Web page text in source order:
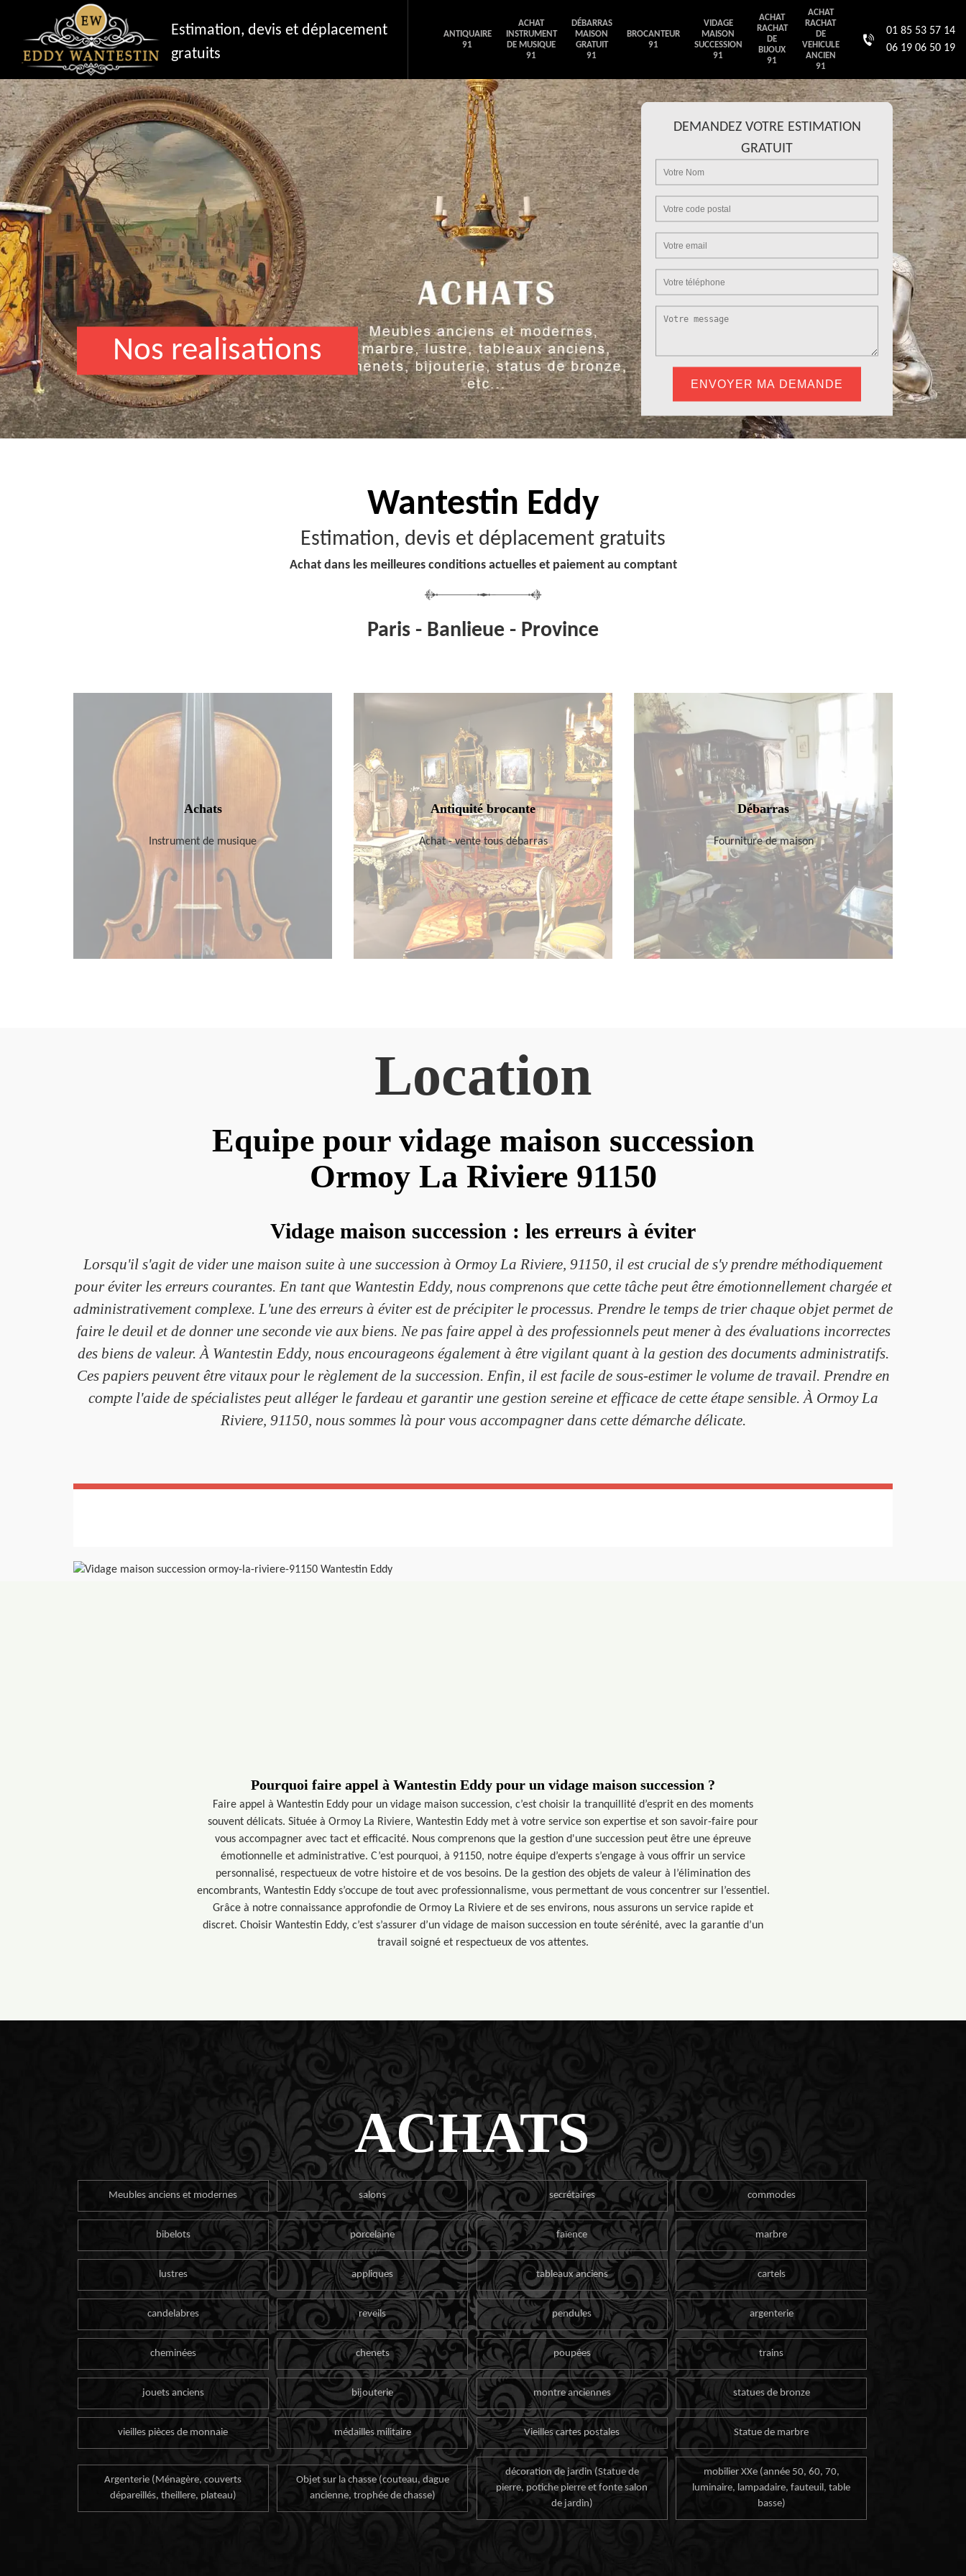
Estimation, devis et déplacement
gratuits
ANTIQUAIRE
91
ACHAT
INSTRUMENT
DE MUSIQUE
91
DÉBARRAS
MAISON
GRATUIT
91
BROCANTEUR
91
VIDAGE
MAISON
SUCCESSION
91
ACHAT
RACHAT
DE
BIJOUX
91
ACHAT
RACHAT
DE
VEHICULE
ANCIEN
91
01 85 53 57 14
06 19 06 50 19
Nos realisations
DEMANDEZ VOTRE ESTIMATION
GRATUIT
Wantestin Eddy
Estimation, devis et déplacement gratuits
Achat dans les meilleures conditions actuelles et paiement au comptant
Paris - Banlieue - Province
Achats
Instrument de musique
Antiquité brocante
Achat - vente tous débarras
Débarras
Fourniture de maison
Equipe pour vidage maison succession
Ormoy La Riviere 91150
Location
Vidage maison succession : les erreurs à éviter
Lorsqu'il s'agit de vider une maison suite à une succession à Ormoy La Riviere, 91150, il est crucial de s'y prendre méthodiquement
pour éviter les erreurs courantes. En tant que Wantestin Eddy, nous comprenons que cette tâche peut être émotionnellement chargée et
administrativement complexe. L'une des erreurs à éviter est de précipiter le processus. Prendre le temps de trier chaque objet permet de
faire le deuil et de donner une seconde vie aux biens. Ne pas faire appel à des professionnels peut mener à des évaluations incorrectes
des biens de valeur. À Wantestin Eddy, nous encourageons également à être vigilant quant à la gestion des documents administratifs.
Ces papiers peuvent être vitaux pour le règlement de la succession. Enfin, il est facile de sous-estimer le volume de travail. Prendre en
compte l'aide de spécialistes peut alléger le fardeau et garantir une gestion sereine et efficace de cette étape sensible. À Ormoy La
Riviere, 91150, nous sommes là pour vous accompagner dans cette démarche délicate.
Pourquoi faire appel à Wantestin Eddy pour un vidage maison succession ?
Faire appel à Wantestin Eddy pour un vidage maison succession, c’est choisir la tranquillité d’esprit en des moments
souvent délicats. Située à Ormoy La Riviere, Wantestin Eddy met à votre service son expertise et son savoir-faire pour
vous accompagner avec tact et efficacité. Nous comprenons que la gestion d'une succession peut être une épreuve
émotionnelle et administrative. C’est pourquoi, à 91150, notre équipe d’experts s’engage à vous offrir un service
personnalisé, respectueux de votre histoire et de vos besoins. De la gestion des objets de valeur à l’élimination des
encombrants, Wantestin Eddy s’occupe de tout avec professionnalisme, vous permettant de vous concentrer sur l’essentiel.
Grâce à notre connaissance approfondie de Ormoy La Riviere et de ses environs, nous assurons un service rapide et
discret. Choisir Wantestin Eddy, c’est s’assurer d’un vidage de maison succession en toute sérénité, avec la garantie d’un
travail soigné et respectueux de vos attentes.
ACHATS
Meubles anciens et modernes salons secrétaires commodes
bibelots porcelaine faïence marbre
lustres appliques tableaux anciens cartels
candelabres reveils pendules argenterie
cheminées chenets poupées trains
jouets anciens bijouterie montre anciennes statues de bronze
vieilles pièces de monnaie médailles militaire Vieilles cartes postales Statue de marbre
Argenterie (Ménagère, couverts
dépareillés, theillere, plateau)
Objet sur la chasse (couteau, dague
ancienne, trophée de chasse)
décoration de jardin (Statue de
pierre, potiche pierre et fonte salon
de jardin)
mobilier XXe (année 50, 60, 70,
luminaire, lampadaire, fauteuil, table
basse)